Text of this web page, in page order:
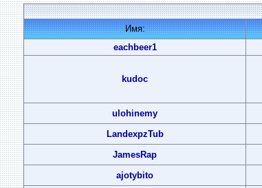
Имя:
eachbeer1
kudoc
ulohinemy
LandexpzTub
JamesRap
ajotybito